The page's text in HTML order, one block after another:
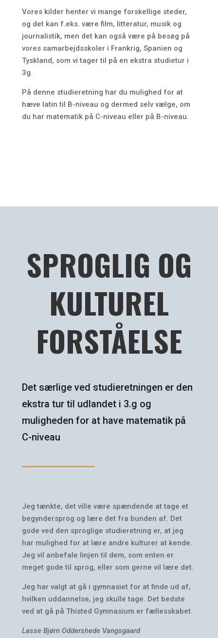
Vores kilder henter vi mange forskellige steder,
og det kan f.eks. være film, litteratur, musik og
journalistik, men det kan også være på besøg på
vores samarbejdsskoler i Frankrig, Spanien og
Tyskland, som vi tager til på en ekstra studietur i
3g.
På denne studieretning har du mulighed for at
hæve latin til B-niveau og dermed selv vælge, om
du har matematik på C-niveau eller på B-niveau.
SPROGLIG OG
KULTUREL
FORSTÅELSE
Det særlige ved studieretningen er den
ekstra tur til udlandet i 3.g og
muligheden for at have matematik på
C-niveau
Jeg tænkte, det ville være spændende at tage et
begyndersprog og lære det fra bunden af. Det
gode ved den sproglige studieretning er, at jeg
har mulighed for at lære andre kulturer at kende.
Jeg vil anbefale linjen til dem, som enten er
meget gode til sprog, eller som gerne vil lære det.
Jeg har valgt at gå i gymnasiet for at finde ud af,
hvilken uddannelse, jeg skulle tage. Det bedste
ved at gå på Thisted Gymnasium er fællesskabet.
Lasse Bjørn Oddershede Vangsgaard